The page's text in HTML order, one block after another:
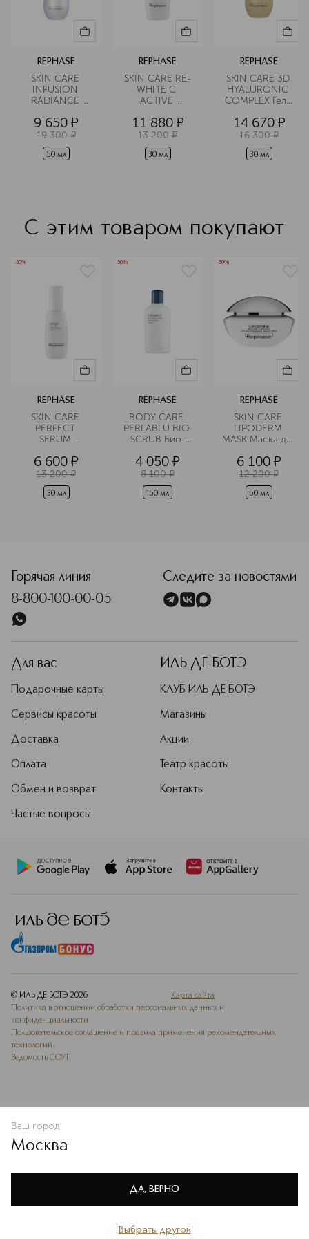
Политике конфиденциальности
REPHASE
SKIN CARE
INFUSION
RADIANCE
защитный
антиоксидантный
9 650 ¤
19 300 ¤
50 мл
REPHASE
SKIN CARE RE-
WHITE C
ACTIVE
Сыворотка для
лица
обновляющая
увлажняющая
11 880 ¤
13 200 ¤
30 мл
REPHASE
SKIN CARE 3D
HYALURONIC
COMPLEX Гель
объём
14 670 ¤
16 300 ¤
30 мл
С этим товаром покупают
-50%
REPHASE
SKIN CARE
PERFECT
SERUM
матирующая
6 600 ¤
13 200 ¤
30 мл
-50%
REPHASE
BODY CARE
PERLABLU BIO
SCRUB Био-
восстанавливающий
отшелушивающий
4 050 ¤
8 100 ¤
150 мл
-50%
REPHASE
SKIN CARE
LIPODERM
MASK Маска для
очищающая
6 100 ¤
12 200 ¤
50 мл
В КОРЗИНУ
Горячая линия
8-800-100-00-05
Следите за новостями
Для вас
Подарочные карты
Сервисы красоты
Доставка
Оплата
Обмен и возврат
Частые вопросы
ИЛЬ ДЕ БОТЭ
КЛУБ ИЛЬ ДЕ БОТЭ
Магазины
Акции
Театр красоты
Контакты
© ИЛЬ ДЕ БОТЭ 2026
Карта сайта
Политика в отношении обработки персональных данных и
конфиденциальности
Пользовательское соглашение и правила применения рекомендательных
технологий
Ведомость СОУТ
Ваш город
Москва
Выбрать другой
ДА, ВЕРНО